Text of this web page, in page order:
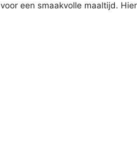
een smaakvolle maaltijd.